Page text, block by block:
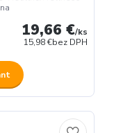
19,66 €/ks
15,98 €bez DPH